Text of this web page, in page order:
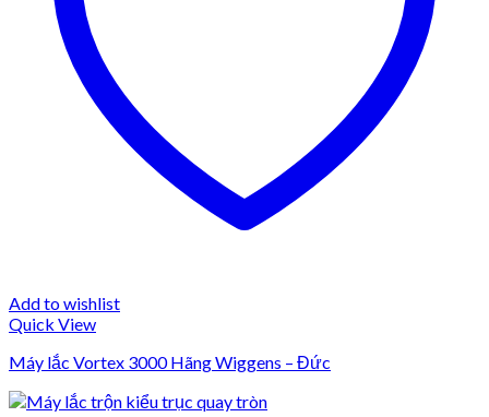
Add to wishlist
Quick View
Máy lắc Vortex 3000 Hãng Wiggens – Đức